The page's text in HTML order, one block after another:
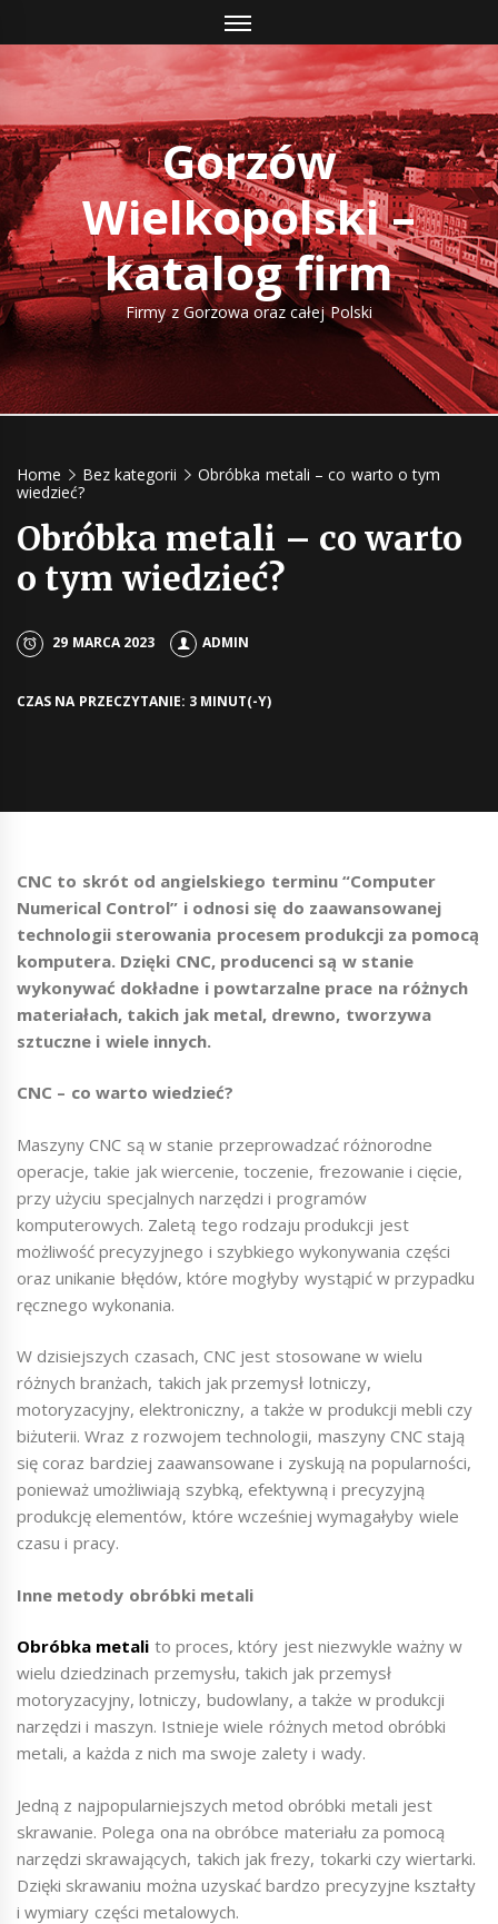
to
content
Gorzów
Wielkopolski –
katalog firm
Firmy z Gorzowa oraz całej Polski
Home Bez kategorii
Obróbka metali – co warto o tym
wiedzieć?
Obróbka metali – co warto
o tym wiedzieć?
29 MARCA 2023 ADMIN
CZAS NA PRZECZYTANIE: 3 MINUT(-Y)
CNC to skrót od angielskiego terminu “Computer
Numerical Control” i odnosi się do zaawansowanej
technologii sterowania procesem produkcji za pomocą
komputera. Dzięki CNC, producenci są w stanie
wykonywać dokładne i powtarzalne prace na różnych
materiałach, takich jak metal, drewno, tworzywa
sztuczne i wiele innych.
CNC – co warto wiedzieć?
Maszyny CNC są w stanie przeprowadzać różnorodne
operacje, takie jak wiercenie, toczenie, frezowanie i cięcie,
przy użyciu specjalnych narzędzi i programów
komputerowych. Zaletą tego rodzaju produkcji jest
możliwość precyzyjnego i szybkiego wykonywania części
oraz unikanie błędów, które mogłyby wystąpić w przypadku
ręcznego wykonania.
W dzisiejszych czasach, CNC jest stosowane w wielu
różnych branżach, takich jak przemysł lotniczy,
motoryzacyjny, elektroniczny, a także w produkcji mebli czy
biżuterii. Wraz z rozwojem technologii, maszyny CNC stają
się coraz bardziej zaawansowane i zyskują na popularności,
ponieważ umożliwiają szybką, efektywną i precyzyjną
produkcję elementów, które wcześniej wymagałyby wiele
czasu i pracy.
Inne metody obróbki metali
Obróbka metali to proces, który jest niezwykle ważny w
wielu dziedzinach przemysłu, takich jak przemysł
motoryzacyjny, lotniczy, budowlany, a także w produkcji
narzędzi i maszyn. Istnieje wiele różnych metod obróbki
metali, a każda z nich ma swoje zalety i wady.
Jedną z najpopularniejszych metod obróbki metali jest
skrawanie. Polega ona na obróbce materiału za pomocą
narzędzi skrawających, takich jak frezy, tokarki czy wiertarki.
Dzięki skrawaniu można uzyskać bardzo precyzyjne kształty
i wymiary części metalowych.